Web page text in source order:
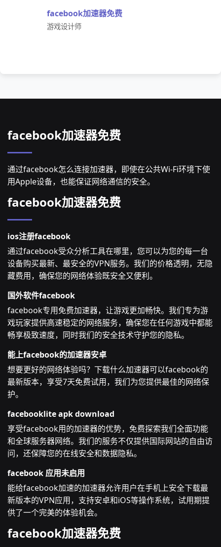
facebook加速器免费
游戏设计师
facebook加速器免费
通过facebook怎么连接加速器，即使在公共Wi-Fi环境下使
用Apple设备，也能保证网络通信的安全。
facebook加速器免费
ios注册facebook
通过facebook受众分析工具在哪里，您可以为您的每一台
设备购买最新、最安全的VPN服务。我们的价格透明，无隐
藏费用，确保您的网络体验既安全又便利。
国外软件facebook
facebook专用免费加速器，让游戏更加畅快。我们专为游
戏玩家提供高速稳定的网络服务，确保您在任何游戏中都能
畅享极致速度，同时我们的安全技术守护您的隐私。
能上facebook的加速器安卓
想要更好的网络体验吗？下载什么加速器可以facebook的
最新版本，享受7天免费试用，我们为您提供最佳的网络保
护。
facebooklite apk download
享受facebook用的加速器的优势，免费探索我们全面功能
和全球服务器网络。我们的服务不仅提供国际网站的自由访
问，还保障您的在线安全和数据隐私。
facebook 应用未启用
能给facebook加速的加速器允许用户在手机上安全下载最
新版本的VPN应用，支持安卓和iOS等操作系统，试用期提
供了一个完美的体验机会。
facebook加速器免费